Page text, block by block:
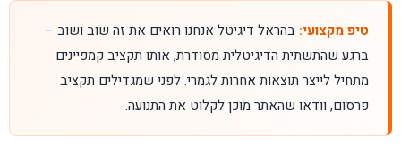
טיפ מקצועי: בהראל דיגיטל אנחנו רואים את זה שוב ושוב –
ברגע שהתשתית הדיגיטלית מסודרת, אותו תקציב קמפיינים
מתחיל לייצר תוצאות אחרות לגמרי. לפני שמגדילים תקציב
פרסום, וודאו שהאתר מוכן לקלוט את התנועה.